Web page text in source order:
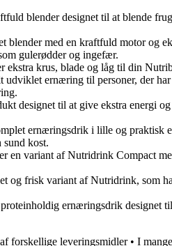
blender designet til at blende
blender med en kraftfuld motor og
gulerødder og ingefær.
krus, blade og låg til din
udviklet ernæring til personer, der
designet til at give ekstra energi
ernæringsdrik i lille og praktisk
sund kost.
en variant af Nutridrink Compact
og frisk variant af Nutridrink, som
ernæringsdrik designet
forskellige leveringsmidler• I